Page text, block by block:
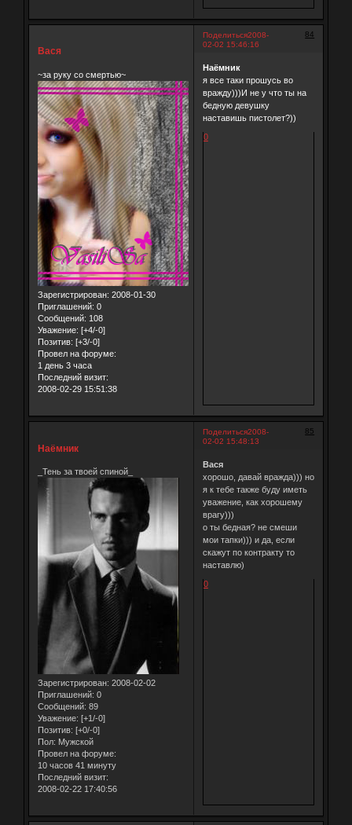
Поделиться 84
2008-
02-02 15:46:16
Вася
~за руку со смертью~
Зарегистрирован: 2008-01-30
Приглашений: 0
Сообщений: 108
Уважение: [+4/-0]
Позитив: [+3/-0]
Провел на форуме:
1 день 3 часа
Последний визит:
2008-02-29 15:51:38
Наёмник
я все таки прошусь во
вражду)))И не у что ты на
бедную девушку
наставишь пистолет?))
0
Поделиться 85
2008-
02-02 15:48:13
Наёмник
_Тень за твоей спиной_
Зарегистрирован: 2008-02-02
Приглашений: 0
Сообщений: 89
Уважение: [+1/-0]
Позитив: [+0/-0]
Пол: Мужской
Провел на форуме:
10 часов 41 минуту
Последний визит:
2008-02-22 17:40:56
Вася
хорошо, давай вражда))) но
я к тебе также буду иметь
уважение, как хорошему
врагу)))
о ты бедная? не смеши
мои тапки))) и да, если
скажут по контракту то
наставлю)
0